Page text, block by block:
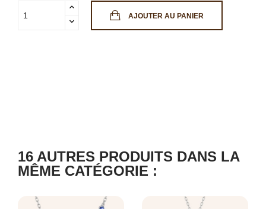
AJOUTER AU PANIER
16 AUTRES PRODUITS DANS LA
MÊME CATÉGORIE :